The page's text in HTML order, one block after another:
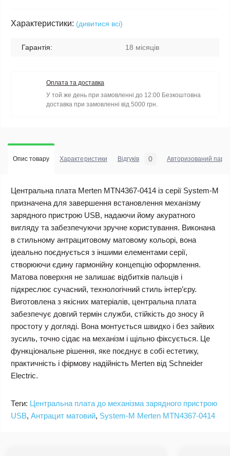
Характеристики: (дивитися всі)
Гарантія: 18 місяців
Оплата та доставка
У той же день при замовленні до 12:00 Безкоштовна
доставка при замовленні від 5000 грн.
Опис товару Характеристики Відгуків 0 Авторизований
Центральна плата Merten MTN4367-0414 із серії System-M
призначена для завершення встановлення механізму
зарядного пристрою USB, надаючи йому акуратного
вигляду та забезпечуючи зручне користування. Виконана
в стильному антрацитовому матовому кольорі, вона
ідеально поєднується з іншими елементами серії,
створюючи єдину гармонійну концепцію оформлення.
Матова поверхня не залишає відбитків пальців і
підкреслює сучасний, технологічний стиль інтер’єру.
Виготовлена з якісних матеріалів, центральна плата
забезпечує довгий термін служби, стійкість до зносу й
простоту у догляді. Вона монтується швидко і без зайвих
зусиль, точно сідає на механізм і щільно фіксується. Це
функціональне рішення, яке поєднує в собі естетику,
практичність і фірмову надійність Merten від Schneider
Electric.
Теги: Центральна плата до механізма зарядного пристрою
USB, Антрацит матовий, System-M Merten MTN4367-0414